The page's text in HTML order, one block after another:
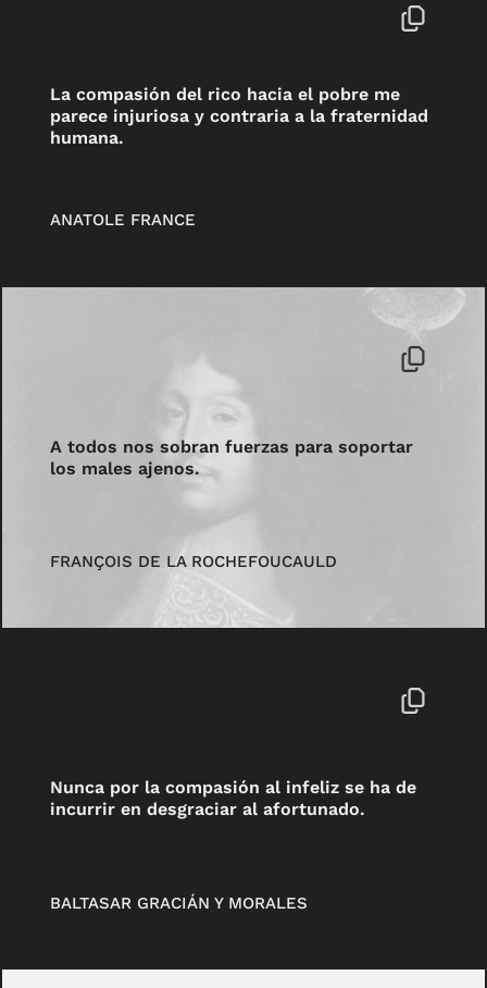
La compasión del rico hacia el pobre me
parece injuriosa y contraria a la fraternidad
humana.
ANATOLE FRANCE
A todos nos sobran fuerzas para soportar
los males ajenos.
FRANÇOIS DE LA ROCHEFOUCAULD
Nunca por la compasión al infeliz se ha de
incurrir en desgraciar al afortunado.
BALTASAR GRACIÁN Y MORALES